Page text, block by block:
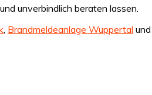
unverbindlich beraten lassen.
Brandmeldeanlage Wuppertal und